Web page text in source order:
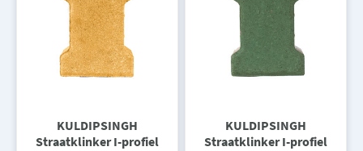
KULDIPSINGH
Straatklinker I-profiel
KULDIPSINGH
Straatklinker I-profiel